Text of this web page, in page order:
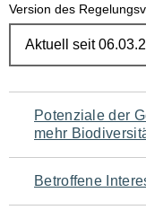
Version des
Navigation
für
den
Potenziale der
mehr
Betroffene